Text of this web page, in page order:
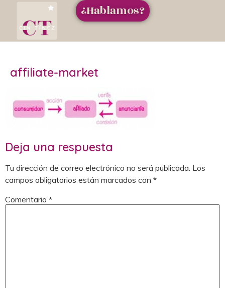
¿Hablamos?
affiliate-market
Deja una respuesta
Tu dirección de correo electrónico no será publicada. Los
campos obligatorios están marcados con *
Comentario *